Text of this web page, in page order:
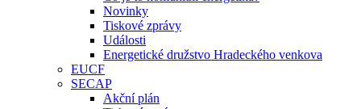
Novinky
Tiskové zprávy
Události
Energetické družstvo Hradeckého venkova
EUCF
SECAP
Akční plán